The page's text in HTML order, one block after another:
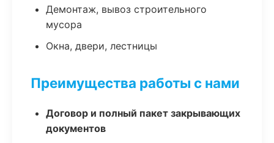
Демонтаж, вывоз строительного
мусора
Окна, двери, лестницы
Преимущества работы с нами
Договор и полный пакет закрывающих
документов